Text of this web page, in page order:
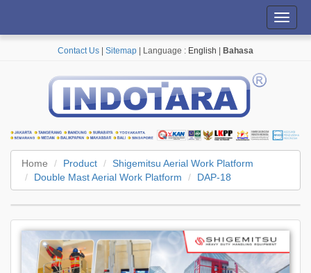
Contact Us Sitemap | Language : English Bahasa
Home Product
Shigemitsu Aerial Work Platform
Double Mast Aerial Work Platform
DAP-18